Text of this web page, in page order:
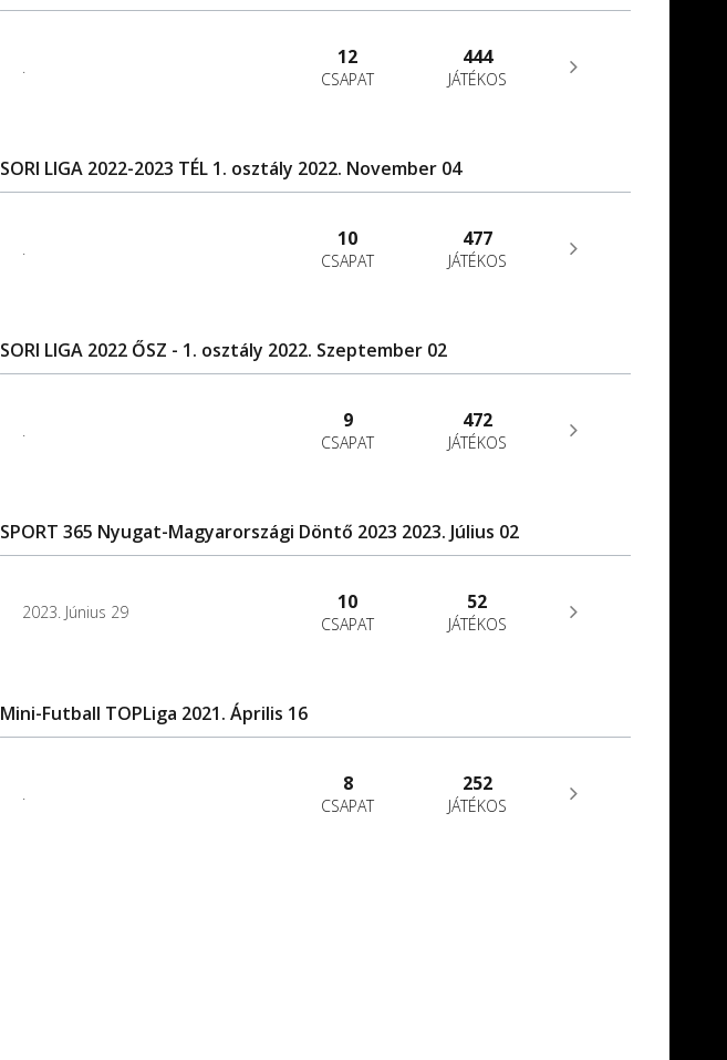
. 12
CSAPAT
444
JÁTÉKOS
SORI LIGA 2022-2023 TÉL 1. osztály 2022. November 04
. 10
CSAPAT
477
JÁTÉKOS
SORI LIGA 2022 ŐSZ - 1. osztály 2022. Szeptember 02
. 9
CSAPAT
472
JÁTÉKOS
SPORT 365 Nyugat-Magyarországi Döntő 2023 2023. Július 02
2023. Június 29 10
CSAPAT
52
JÁTÉKOS
Mini-Futball TOPLiga 2021. Április 16
. 8
CSAPAT
252
JÁTÉKOS